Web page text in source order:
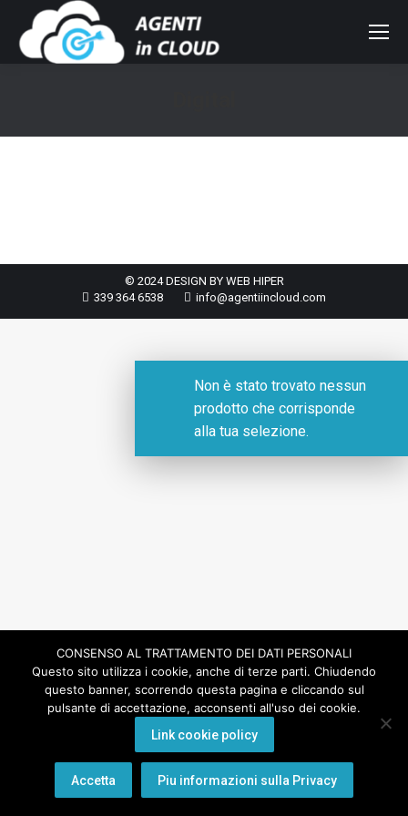
Non è stato trovato nessun
prodotto che corrisponde
alla tua selezione.
© 2024 DESIGN BY WEB HIPER
339 364 6538
info@agentiincloud.com
CONSENSO AL TRATTAMENTO DEI DATI PERSONALI
Questo sito utilizza i cookie, anche di terze parti. Chiudendo
questo banner, scorrendo questa pagina e cliccando sul
pulsante di accettazione, acconsenti all'uso dei cookie.
Link cookie policy
Accetta Piu informazioni sulla Privacy